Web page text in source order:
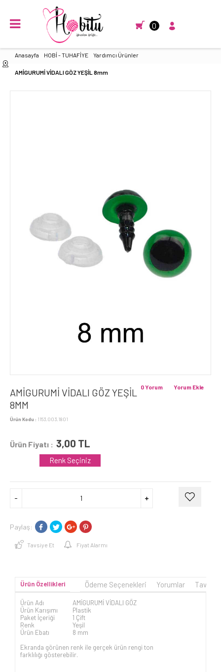
0
Anasayfa HOBİ - TUHAFİYE Yardımcı Ürünler
AMİGURUMİ VİDALI GÖZ YEŞİL 8mm
AMİGURUMİ VİDALI GÖZ YEŞİL
8MM
Ürün Kodu : 1153.003.1801
Yorum Ekle
0 Yorum
Ürün Fiyatı : 3,00 TL
Renk Seçiniz
Paylaş:
Tavsiye Et Fiyat Alarmı
Ürün Özellikleri Ödeme Seçenekleri Yorumlar
Ürün Adı
AMİGURUMİ VİDALI GÖZ
Ürün Karışımı
Plastik
Paket İçeriği
1 Çift
Renk
Yeşil
Ürün Ebatı
8 mm
Ekranda görünen renk ile gerçek ürün rengi ton
farklılığı gösterebilir.